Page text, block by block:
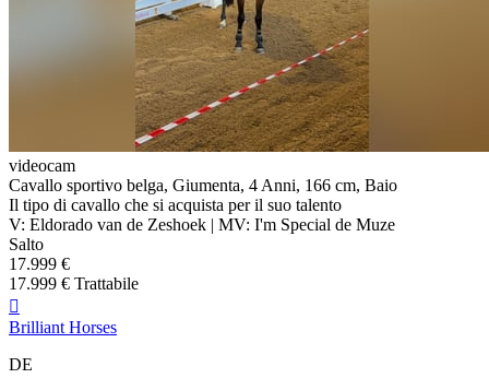
videocam
Cavallo sportivo belga, Giumenta, 4 Anni, 166 cm, Baio
Il tipo di cavallo che si acquista per il suo talento
V: Eldorado van de Zeshoek | MV: I'm Special de Muze
Salto
17.999 €
17.999 € Trattabile

Brilliant Horses
DE